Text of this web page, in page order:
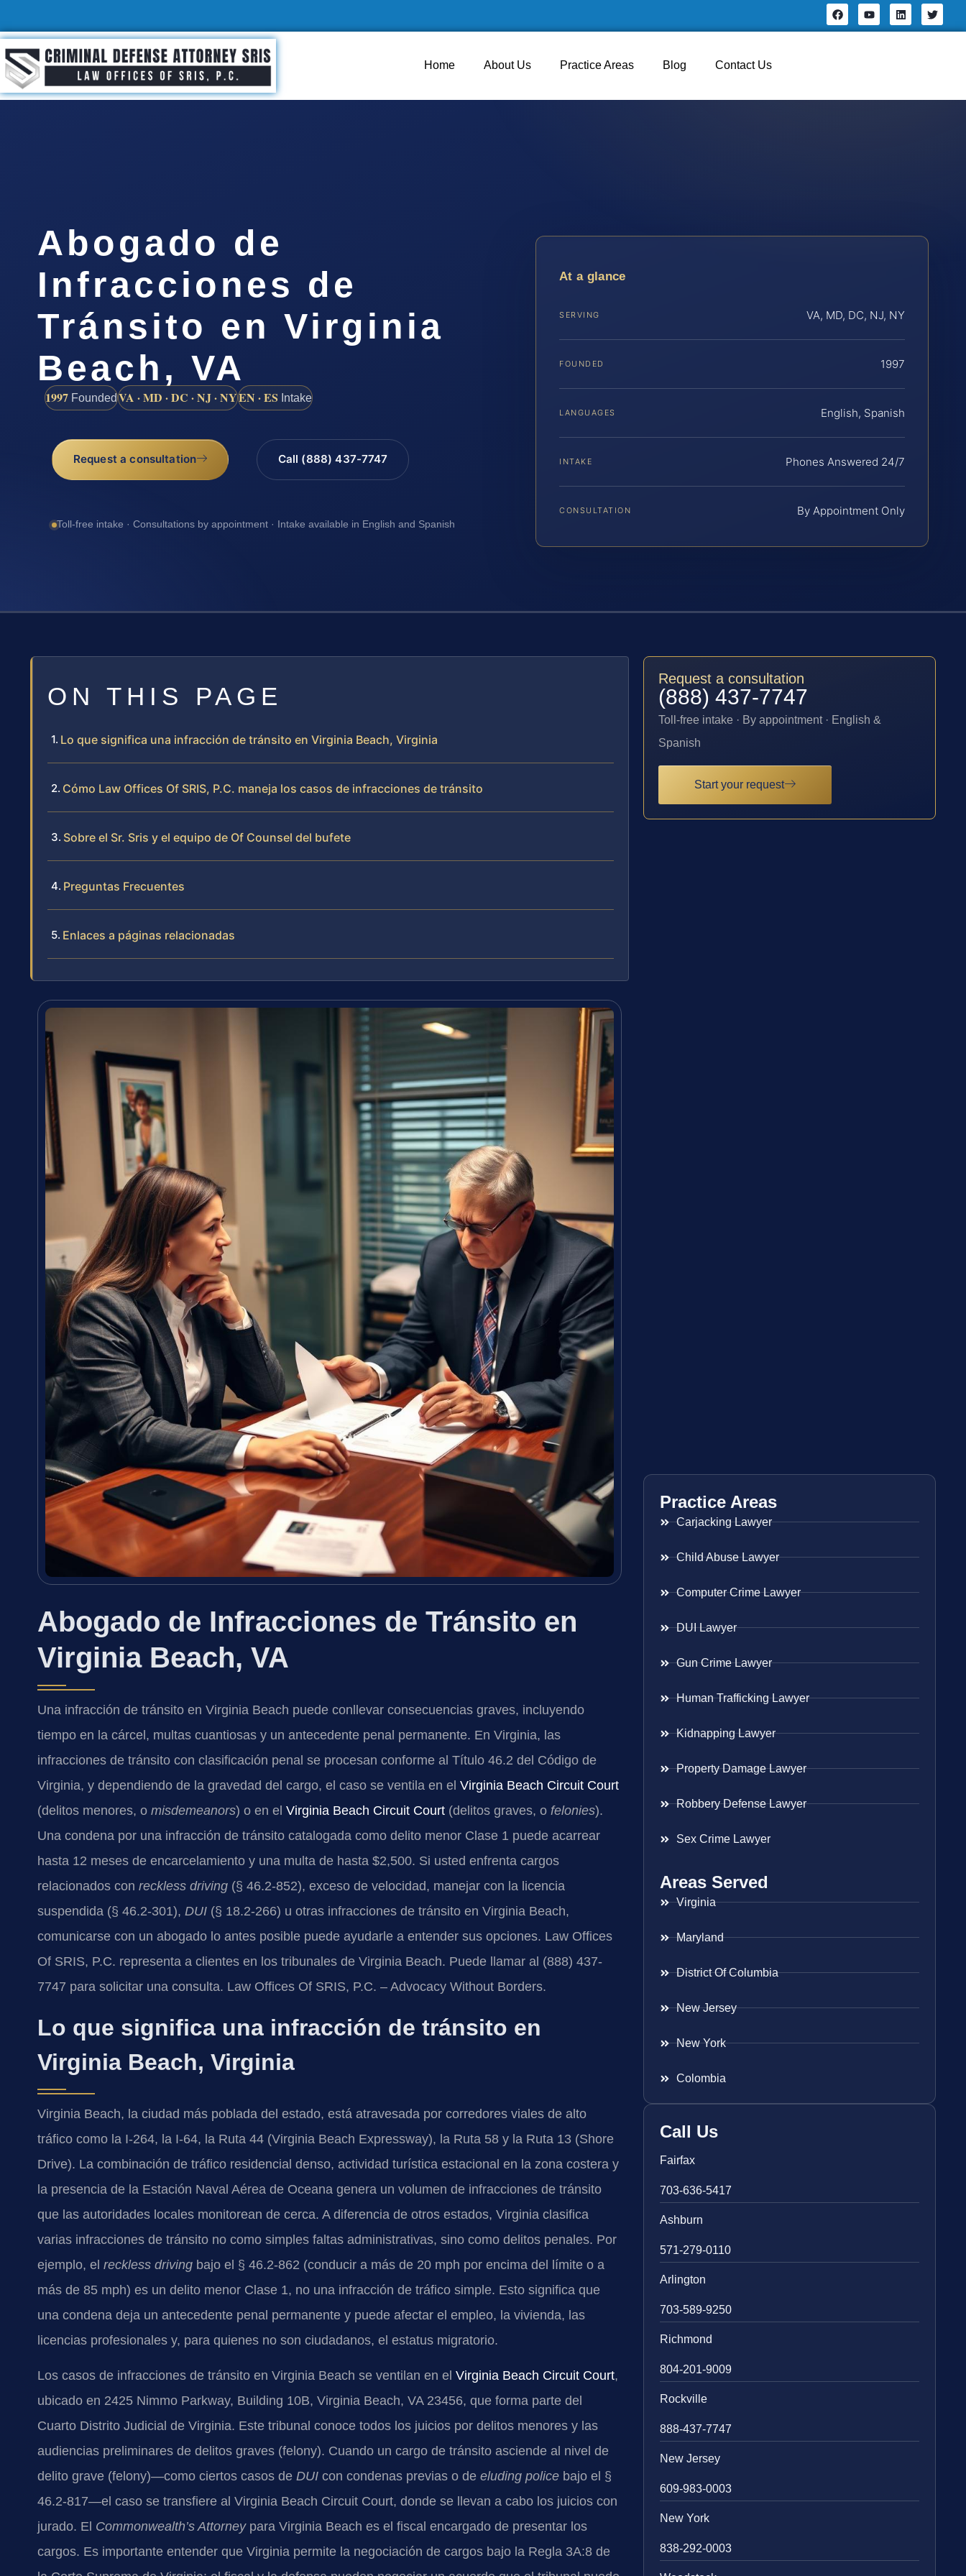
Home About Us Practice Areas Blog Contact Us
Abogado de
Infracciones de
Tránsito en Virginia
Beach, VA
1997 FoundedVA · MD · DC · NJ · NYEN · ES Intake
Request a consultation Call (888) 437-7747
Toll-free intake · Consultations by appointment · Intake available in English and Spanish
At a glance
SERVING VA, MD, DC, NJ, NY
FOUNDED 1997
LANGUAGES English, Spanish
INTAKE Phones Answered 24/7
CONSULTATION By Appointment Only
ON THIS PAGE
Lo que significa una infracción de tránsito en Virginia Beach, Virginia
Cómo Law Offices Of SRIS, P.C. maneja los casos de infracciones de tránsito
Sobre el Sr. Sris y el equipo de Of Counsel del bufete
Preguntas Frecuentes
Enlaces a páginas relacionadas
Abogado de Infracciones de Tránsito en
Virginia Beach, VA
Una infracción de tránsito en Virginia Beach puede conllevar consecuencias graves, incluyendo
tiempo en la cárcel, multas cuantiosas y un antecedente penal permanente. En Virginia, las
infracciones de tránsito con clasificación penal se procesan conforme al Título 46.2 del Código de
Virginia, y dependiendo de la gravedad del cargo, el caso se ventila en el Virginia Beach Circuit Court
(delitos menores, o misdemeanors) o en el Virginia Beach Circuit Court (delitos graves, o felonies).
Una condena por una infracción de tránsito catalogada como delito menor Clase 1 puede acarrear
hasta 12 meses de encarcelamiento y una multa de hasta $2,500. Si usted enfrenta cargos
relacionados con reckless driving (§ 46.2-852), exceso de velocidad, manejar con la licencia
suspendida (§ 46.2-301), DUI (§ 18.2-266) u otras infracciones de tránsito en Virginia Beach,
comunicarse con un abogado lo antes posible puede ayudarle a entender sus opciones. Law Offices
Of SRIS, P.C. representa a clientes en los tribunales de Virginia Beach. Puede llamar al (888) 437-
7747 para solicitar una consulta. Law Offices Of SRIS, P.C. – Advocacy Without Borders.
Lo que significa una infracción de tránsito en
Virginia Beach, Virginia
Virginia Beach, la ciudad más poblada del estado, está atravesada por corredores viales de alto
tráfico como la I-264, la I-64, la Ruta 44 (Virginia Beach Expressway), la Ruta 58 y la Ruta 13 (Shore
Drive). La combinación de tráfico residencial denso, actividad turística estacional en la zona costera y
la presencia de la Estación Naval Aérea de Oceana genera un volumen de infracciones de tránsito
que las autoridades locales monitorean de cerca. A diferencia de otros estados, Virginia clasifica
varias infracciones de tránsito no como simples faltas administrativas, sino como delitos penales. Por
ejemplo, el reckless driving bajo el § 46.2-862 (conducir a más de 20 mph por encima del límite o a
más de 85 mph) es un delito menor Clase 1, no una infracción de tráfico simple. Esto significa que
una condena deja un antecedente penal permanente y puede afectar el empleo, la vivienda, las
licencias profesionales y, para quienes no son ciudadanos, el estatus migratorio.
Los casos de infracciones de tránsito en Virginia Beach se ventilan en el Virginia Beach Circuit Court,
ubicado en 2425 Nimmo Parkway, Building 10B, Virginia Beach, VA 23456, que forma parte del
Cuarto Distrito Judicial de Virginia. Este tribunal conoce todos los juicios por delitos menores y las
audiencias preliminares de delitos graves (felony). Cuando un cargo de tránsito asciende al nivel de
delito grave (felony)—como ciertos casos de DUI con condenas previas o de eluding police bajo el §
46.2-817—el caso se transfiere al Virginia Beach Circuit Court, donde se llevan a cabo los juicios con
jurado. El Commonwealth’s Attorneypara Virginia Beach es el fiscal encargado de presentar los
cargos. Es importante entender que Virginia permite la negociación de cargos bajo la Regla 3A:8 de
Request a consultation
(888) 437-7747
Toll-free intake · By appointment · English &
Spanish
Start your request
Practice Areas
Carjacking Lawyer
Child Abuse Lawyer
Computer Crime Lawyer
DUI Lawyer
Gun Crime Lawyer
Human Trafficking Lawyer
Kidnapping Lawyer
Property Damage Lawyer
Robbery Defense Lawyer
Sex Crime Lawyer
Areas Served
Virginia
Maryland
District Of Columbia
New Jersey
New York
Colombia
Call Us
Fairfax
703-636-5417
Ashburn
571-279-0110
Arlington
703-589-9250
Richmond
804-201-9009
Rockville
888-437-7747
New Jersey
609-983-0003
New York
838-292-0003